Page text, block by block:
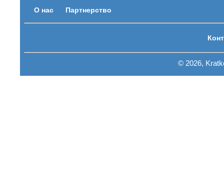
О нас Партнерство
© 2026,